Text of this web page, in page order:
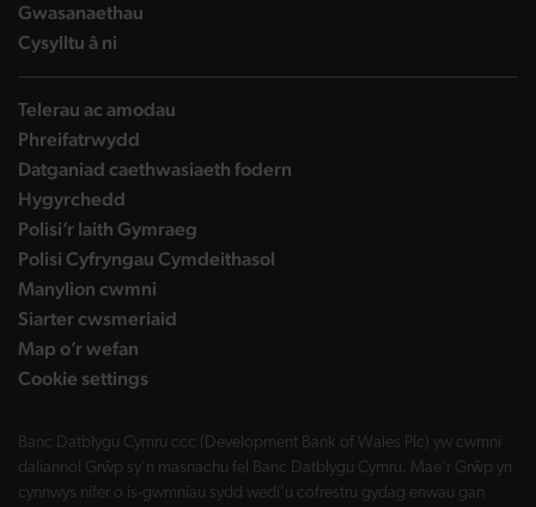
Gwasanaethau
Cysylltu â ni
Telerau ac amodau
Phreifatrwydd
Datganiad caethwasiaeth fodern
Hygyrchedd
Polisi’r Iaith Gymraeg
Polisi Cyfryngau Cymdeithasol
Manylion cwmni
Siarter cwsmeriaid
Map o’r wefan
Cookie settings
Banc Datblygu Cymru ccc (Development Bank of Wales Plc) yw cwmni
daliannol Grŵp sy'n masnachu fel Banc Datblygu Cymru. Mae'r Grŵp yn
cynnwys nifer o is-gwmnïau sydd wedi'u cofrestru gydag enwau gan